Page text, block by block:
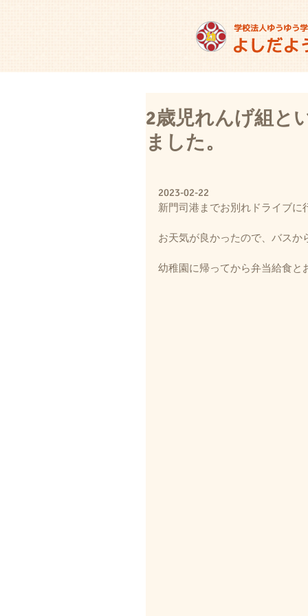
2歳児れんげ組と
ました。
2023-02-22
新門司港までお別れドライブに
お天気が良かったので、バス
幼稚園に帰ってから弁当給食と